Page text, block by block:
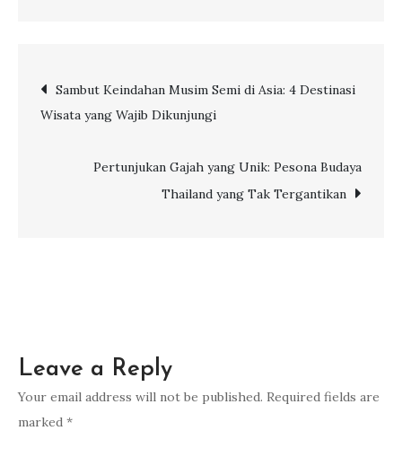
PELNI:
Favorit
untuk
Post
navigation
Sambut Keindahan Musim Semi di Asia: 4 Destinasi
Wisata yang Wajib Dikunjungi
Pertunjukan Gajah yang Unik: Pesona Budaya
Thailand yang Tak Tergantikan
Leave a Reply
Your email address will not be published. Required fields are
marked *